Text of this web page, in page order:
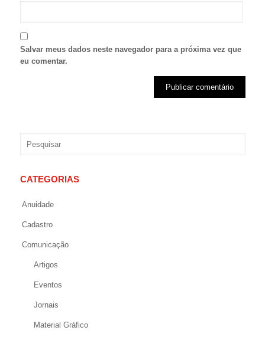
Salvar meus dados neste navegador para a próxima vez que
eu comentar.
CATEGORIAS
Anuidade
Cadastro
Comunicação
Artigos
Eventos
Jornais
Material Gráfico